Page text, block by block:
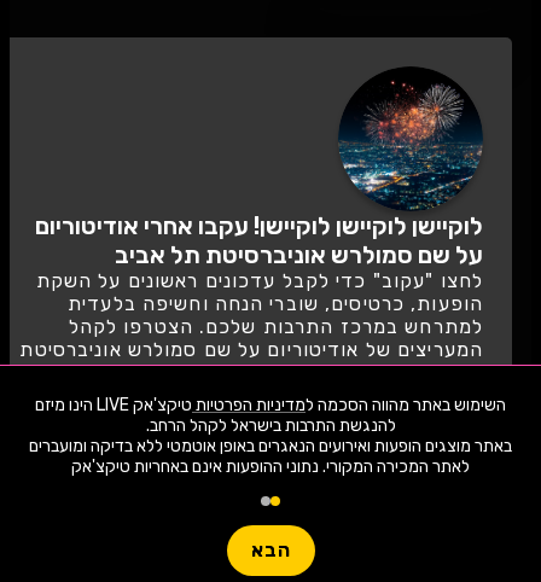
השימוש באתר מהווה הסכמה למדיניות הפרטיות
טיקצ'אק LIVE הינו מיזם
באתר מוצגים הופעות ואירועים הנאגרים באופן אוטמטי ללא בדיקה ומועברים
לאתר המכירה המקורי. נתוני ההופעות אינם באחריות טיקצ'אק
הבא
חפשו הופעה
לוקיישן לוקיישן לוקיישן! עקבו אחרי אודיטוריום
על שם סמולרש אוניברסיטת תל אביב
לחצו "עקוב" כדי לקבל עדכונים ראשונים על השקת
הופעות, כרטיסים, שוברי הנחה וחשיפה בלעדית
למתרחש במרכז התרבות שלכם. הצטרפו לקהל
המעריצים של אודיטוריום על שם סמולרש אוניברסיטת
תל אביב
לעקוב